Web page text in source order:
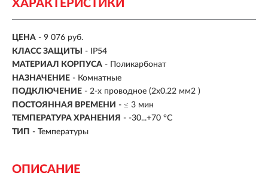
ХАРАКТЕРИСТИКИ
ЦЕНА - 9 076 руб.
КЛАСС ЗАЩИТЫ
- IP54
МАТЕРИАЛ КОРПУСА - Поликарбонат
НАЗНАЧЕНИЕ - Комнатные
ПОДКЛЮЧЕНИЕ - 2-х проводное (2x0.22 мм2 )
ПОСТОЯННАЯ ВРЕМЕНИ - ≤ 3 мин
ТЕМПЕРАТУРА ХРАНЕНИЯ - -30...+70 °C
ТИП - Температуры
ОПИСАНИЕ